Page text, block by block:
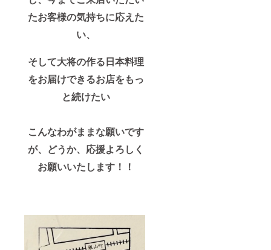
たお客様の気持ちに応えた
い、
そして大将の作る日本料理
をお届けできるお店をもっ
と続けたい
こんなわがままな願いです
が、どうか、応援よろしく
お願いいたします！！